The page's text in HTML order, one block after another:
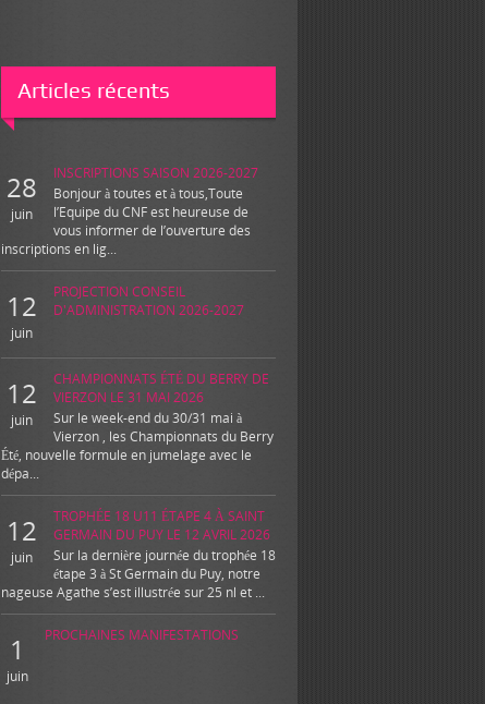
Articles récents
28
juin
INSCRIPTIONS SAISON 2026-2027
Bonjour à toutes et à tous,Toute
l’Equipe du CNF est heureuse de
vous informer de l’ouverture des
inscriptions en lig...
12
juin
PROJECTION CONSEIL
D'ADMINISTRATION 2026-2027
12
juin
CHAMPIONNATS ÉTÉ DU BERRY DE
VIERZON LE 31 MAI 2026
Sur le week-end du 30/31 mai à
Vierzon , les Championnats du Berry
Été, nouvelle formule en jumelage avec le
dépa...
12
juin
TROPHÉE 18 U11 ÉTAPE 4 À SAINT
GERMAIN DU PUY LE 12 AVRIL 2026
Sur la dernière journée du trophée 18
étape 3 à St Germain du Puy, notre
nageuse Agathe s’est illustrée sur 25 nl et ...
1
juin
PROCHAINES MANIFESTATIONS